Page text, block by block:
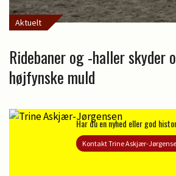
Aktuelt
Ridebaner og -haller skyder
højfynske muld
Har du en nyhed eller god
Kontakt Trine Askjær-